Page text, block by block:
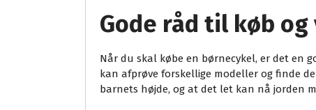
Gode råd til køb
Når du skal købe en børnecykel, er det en
kan afprøve forskellige modeller og finde
barnets højde, og at det let kan nå jorden